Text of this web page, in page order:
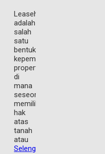
Leasehold
adalah
salah
satu
bentuk
kepemilikan
properti
di
mana
seseorang
memiliki
hak
atas
tanah
atau
Selengkapnya